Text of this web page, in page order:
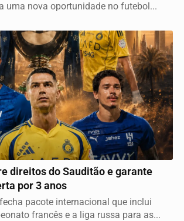
uma nova oportunidade no futebol...
direitos do Sauditão e garante
por 3 anos
pacote internacional que inclui
francês e a liga russa para as...